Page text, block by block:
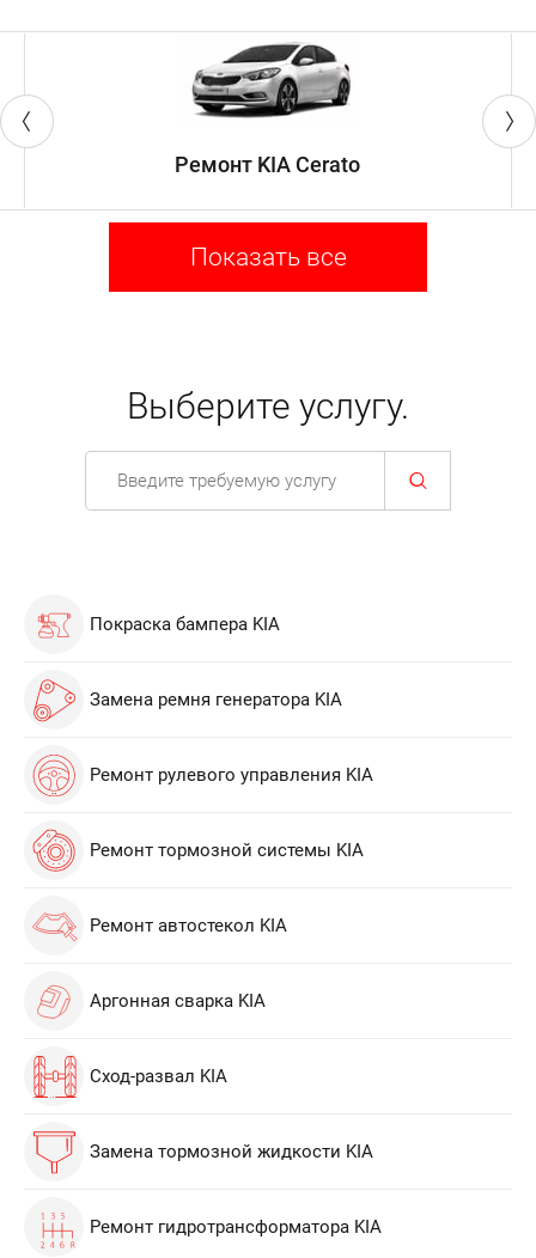
Ремонт KIA Cerato
Показать все
Выберите услугу.
Покраска бампера KIA
Замена ремня генератора KIA
Ремонт рулевого управления KIA
Ремонт тормозной системы KIA
Ремонт автостекол KIA
Аргонная сварка KIA
Сход-развал KIA
Замена тормозной жидкости KIA
Ремонт гидротрансформатора KIA